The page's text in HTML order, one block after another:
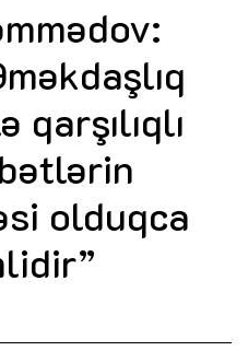
qarşılıqlı
olduqca